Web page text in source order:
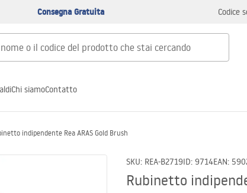
Consegna Gratuita Codice
Chi siamoContatto
indipendente Rea ARAS Gold Brush
SKU: REA-B2719ID: 9714EAN:
Rubinetto